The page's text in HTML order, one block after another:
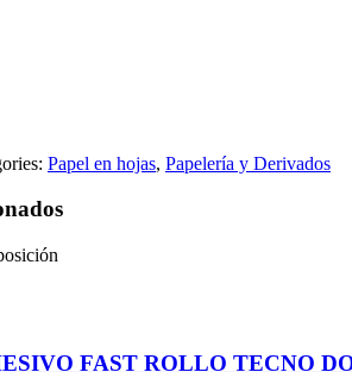
Papel en hojas, Papelería y Derivados
FAST ROLLO TECNO